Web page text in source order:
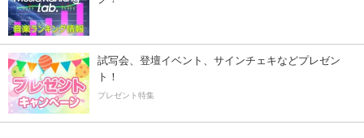
試写会、登壇イベント、サインチェキなどプレゼン
ト！
プレゼント特集